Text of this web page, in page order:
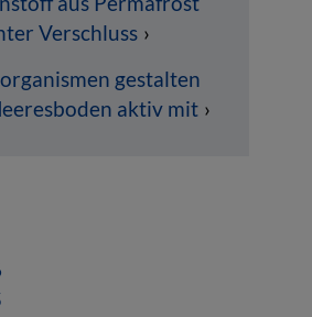
Verschluss
gestalten
aktiv mit